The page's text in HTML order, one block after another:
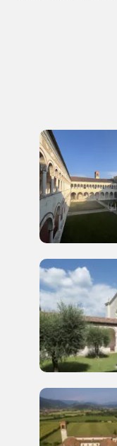
I
Storico
Giornate FAI di
2014
I Luoghi del
2014, 2016, 2018,